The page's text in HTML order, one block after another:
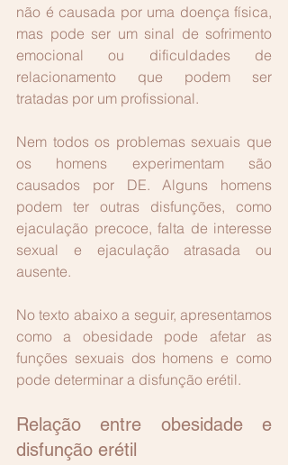
não é causada por uma doença física,
mas pode ser um sinal de sofrimento
emocional ou dificuldades de
relacionamento que podem ser
tratadas por um profissional.
Nem todos os problemas sexuais que
os homens experimentam são
causados ​​por DE. Alguns homens
podem ter outras disfunções, como
ejaculação precoce, falta de interesse
sexual e ejaculação atrasada ou
ausente.
No texto abaixo a seguir, apresentamos
como a obesidade pode afetar as
funções sexuais dos homens e como
pode determinar a disfunção erétil.
Relação entre obesidade e
disfunção erétil